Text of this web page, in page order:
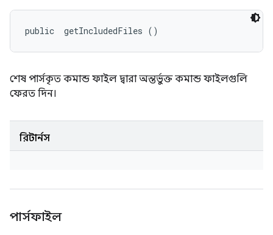
public getIncludedFiles ()
শেষ পার্সকৃত কমান্ড ফাইল দ্বারা অন্তর্ভুক্ত কমান্ড ফাইলগুলি
ফেরত দিন।
রিটার্নস
পার্সফাইল